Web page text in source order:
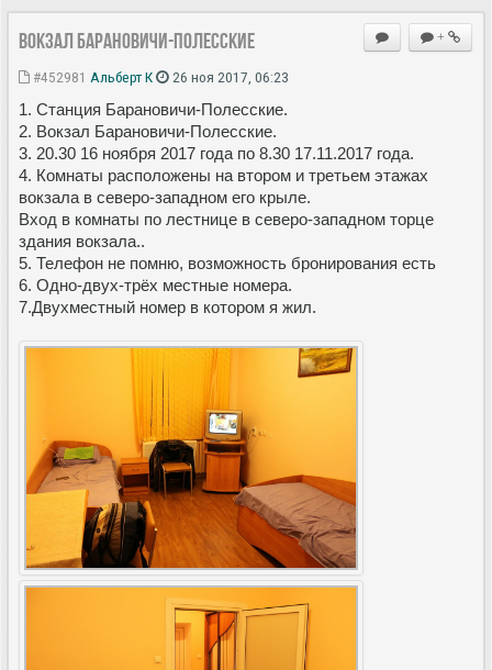
+
Вокзал Барановичи-Полесские
#452981 Альберт К 26 ноя 2017, 06:23
1. Станция Барановичи-Полесские.
2. Вокзал Барановичи-Полесские.
3. 20.30 16 ноября 2017 года по 8.30 17.11.2017 года.
4. Комнаты расположены на втором и третьем этажах
вокзала в северо-западном его крыле.
Вход в комнаты по лестнице в северо-западном торце
здания вокзала..
5. Телефон не помню, возможность бронирования есть
6. Одно-двух-трёх местные номера.
7.Двухместный номер в котором я жил.